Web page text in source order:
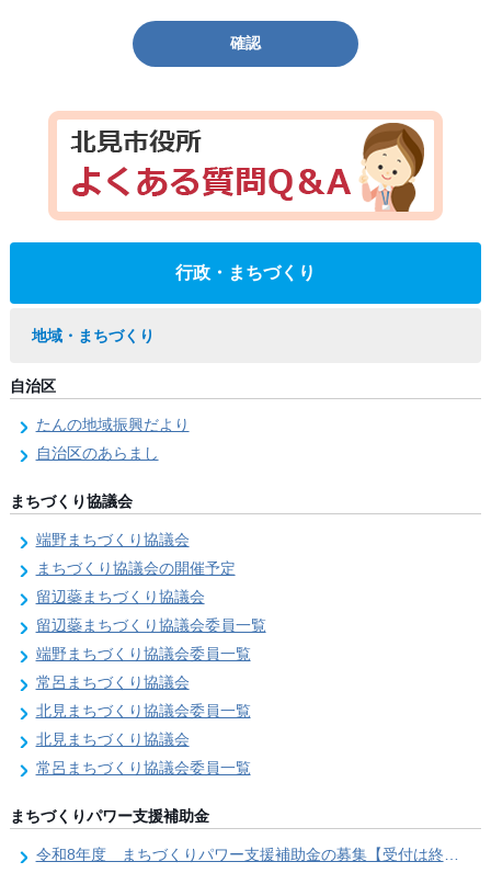
確認
行政・まちづくり
地域・まちづくり
自治区
たんの地域振興だより
自治区のあらまし
まちづくり協議会
端野まちづくり協議会
まちづくり協議会の開催予定
留辺蘂まちづくり協議会
留辺蘂まちづくり協議会委員一覧
端野まちづくり協議会委員一覧
常呂まちづくり協議会
北見まちづくり協議会委員一覧
北見まちづくり協議会
常呂まちづくり協議会委員一覧
まちづくりパワー支援補助金
令和8年度 まちづくりパワー支援補助金の募集【受付は終了しました。】